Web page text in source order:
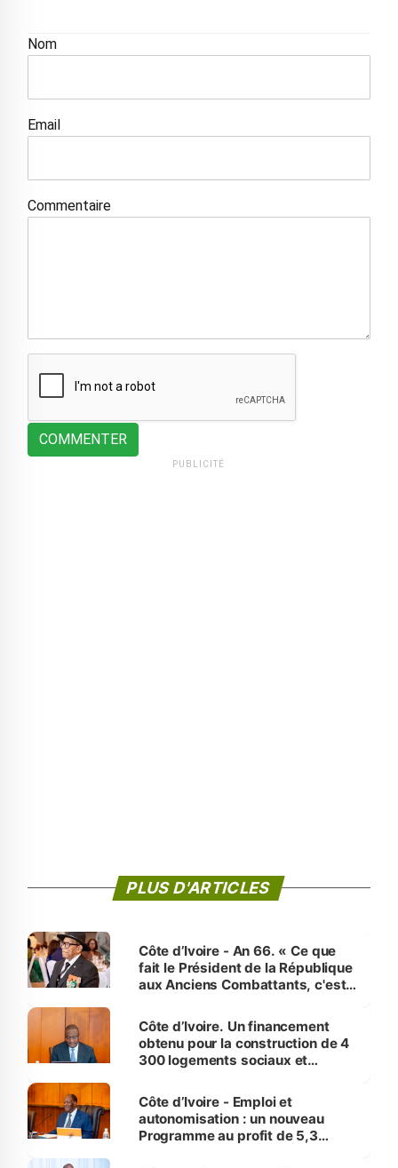
Nom
Email
Commentaire
COMMENTER
PUBLICITÉ
PLUS D'ARTICLES
Côte d’Ivoire - An 66. « Ce que
fait le Président de la République
aux Anciens Combattants, c'est
Côte d’Ivoire. Un financement
obtenu pour la construction de 4
300 logements sociaux et
et Yamoussoukro
Côte d’Ivoire - Emploi et
autonomisation : un nouveau
Programme au profit de 5,3